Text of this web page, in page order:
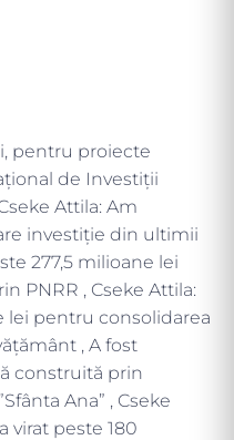
pentru proiecte
de Investiții
Attila: Am
investiție din ultimii
277,5 milioane lei
PNRR , Cseke Attila:
lei pentru consolidarea
, A fost
construită prin
Ana” , Cseke
virat peste 180